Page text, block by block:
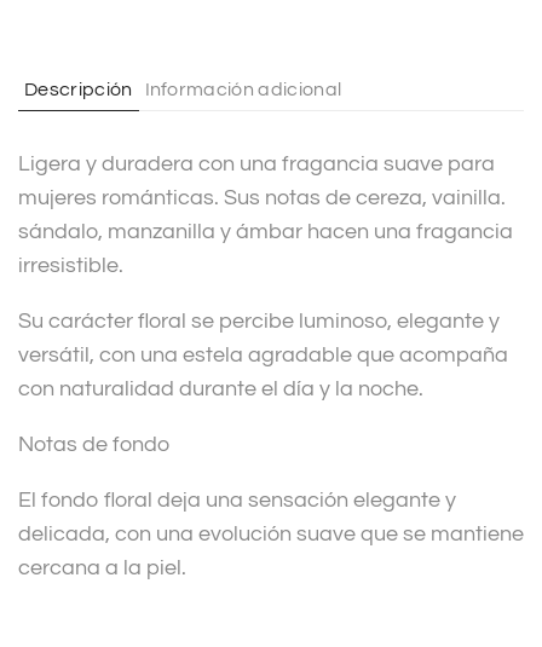
i
e
:
Descripción Información adicional
Ligera y duradera con una fragancia suave para
mujeres románticas. Sus notas de cereza, vainilla.
sándalo, manzanilla y ámbar hacen una fragancia
irresistible.
Su carácter floral se percibe luminoso, elegante y
versátil, con una estela agradable que acompaña
con naturalidad durante el día y la noche.
Notas de fondo
El fondo floral deja una sensación elegante y
delicada, con una evolución suave que se mantiene
cercana a la piel.